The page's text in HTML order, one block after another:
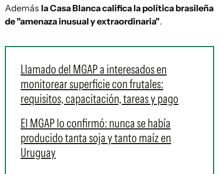
Además la Casa Blanca califica la política brasileña
de "amenaza inusual y extraordinaria".
Llamado del MGAP a interesados en
monitorear superficie con frutales:
requisitos, capacitación, tareas y pago
El MGAP lo confirmó: nunca se había
producido tanta soja y tanto maíz en
Uruguay